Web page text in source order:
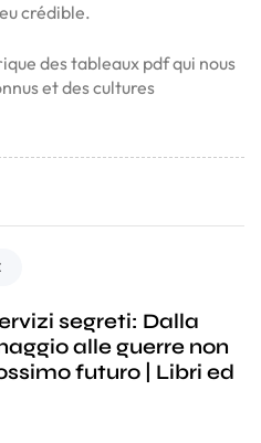
crédible.
des tableaux pdf qui nous
et des cultures
segreti: Dalla
alle guerre non
futuro | Libri ed